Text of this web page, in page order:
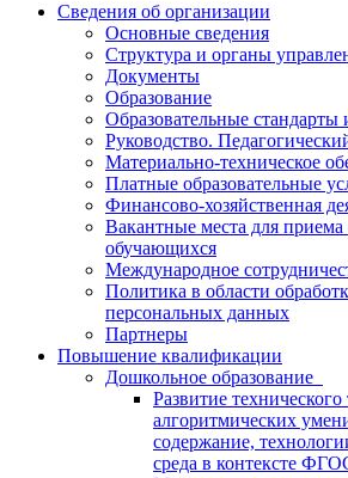
Сведения об организации
Основные сведения
Структура и органы
Документы
Образование
Образовательные стандарты
Руководство.
Материально-техническое
Платные образовательные
Финансово-хозяйственная
Вакантные места для приема
обучающихся
Международное
Политика в области
персональных данных
Партнеры
Повышение квалификации
Дошкольное образование
Развитие технического
алгоритмических
содержание,
среда в контексте